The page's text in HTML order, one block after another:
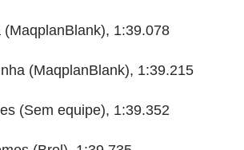
(MaqplanBlank), 1:39.078
(MaqplanBlank), 1:39.215
(Sem equipe), 1:39.352